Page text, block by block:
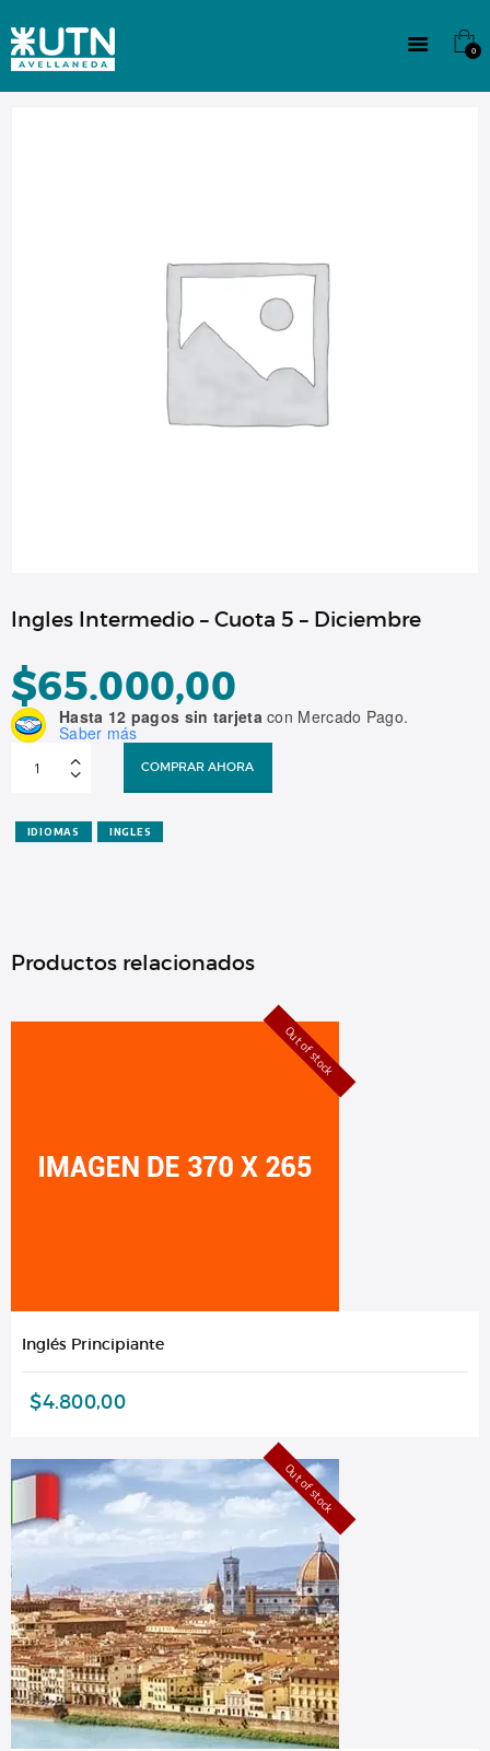
0
CULTURA
Ingles Intermedio – Cuota 5 – Diciembre
$65.000,00
Hasta 12 pagos sin tarjetacon Mercado Pago.
Saber más
Intermedio
-
Diciembre
COMPRAR AHORA
IDIOMAS INGLES
Productos relacionados
Out of stock
Inglés Principiante
$4.800,00
Out of stock